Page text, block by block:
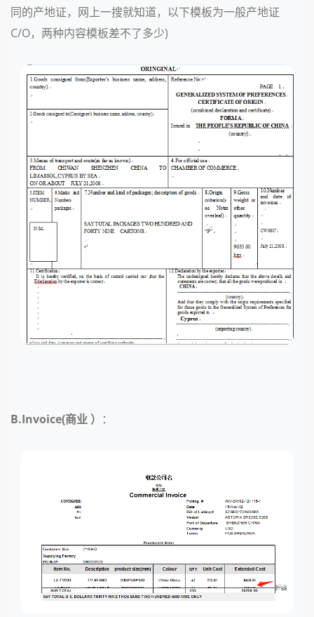
同的产地证，网上一搜就知道，以下模板为一般产地证
C/O，两种内容模板差不了多少)
B.Invoice(商业 ） ：